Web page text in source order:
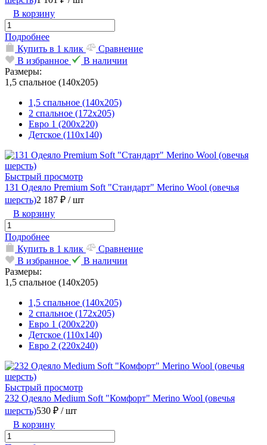
В корзину
Подробнее
Купить в 1 клик
Сравнение
В избранное
В наличии
Размеры:
1,5 спальное (140х205)
1,5 спальное (140х205)
2 спальное (172х205)
Евро 1 (200х220)
Детское (110х140)
Быстрый просмотр
131 Одеяло Premium Soft "Стандарт" Merino Wool (овечья
шерсть)2 187 ₽ / шт
В корзину
Подробнее
Купить в 1 клик
Сравнение
В избранное
В наличии
Размеры:
1,5 спальное (140х205)
1,5 спальное (140х205)
2 спальное (172х205)
Евро 1 (200х220)
Детское (110х140)
Евро 2 (220х240)
Быстрый просмотр
232 Одеяло Medium Soft "Комфорт" Merino Wool (овечья
шерсть)530 ₽ / шт
В корзину